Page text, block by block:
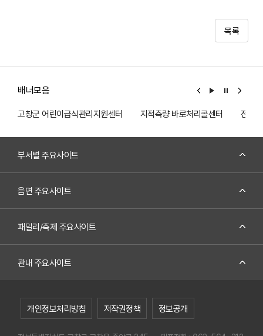
전북 고창군 고창읍 도산1길 16
자세히 보기
현곡정사
자세히 보기
목록
배너모음
고창군 어린이급식관리지원센터 지적측량 바로처리콜센터 전기
부서별 주요사이트
읍면 주요사이트
패밀리/축제 주요사이트
관내 주요사이트
개인정보처리방침 저작권정책 정보공개